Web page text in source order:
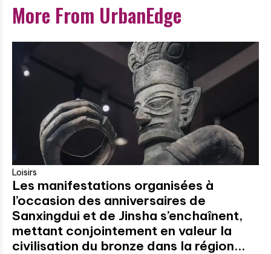
More From UrbanEdge
Loisirs
Les manifestations organisées à
l’occasion des anniversaires de
Sanxingdui et de Jinsha s’enchaînent,
mettant conjointement en valeur la
civilisation du bronze dans la région...